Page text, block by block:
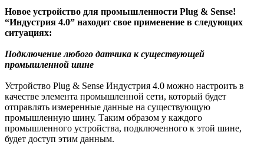
Новое устройство для промышленности Plug & Sense!
“Индустрия 4.0” находит свое применение в следующих
ситуациях:
Подключение любого датчика к существующей
промышленной шине
Устройство Plug & Sense Индустрия 4.0 можно настроить в
качестве элемента промышленной сети, который будет
отправлять измеренные данные на существующую
промышленную шину. Таким образом у каждого
промышленного устройства, подключенного к этой шине,
будет доступ этим данным.